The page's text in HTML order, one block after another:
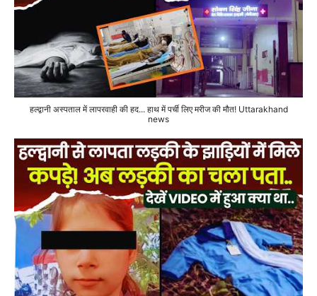
हल्द्वानी अस्पताल में लापरवाही की हद... हाथ में पर्ची लिए मरीज की मौत! Uttarakhand
news